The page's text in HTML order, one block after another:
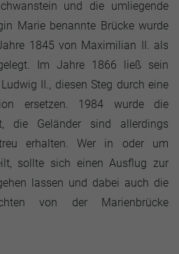
und die umliegende
Marie benannte Brücke wurde
1845 von Maximilian II. als
Im Jahre 1866 ließ sein
II., diesen Steg durch eine
ersetzen. 1984 wurde die
die Geländer sind allerdings
erhalten. Wer in oder um
sollte sich einen Ausflug zur
lassen und dabei auch die
von der Marienbrücke